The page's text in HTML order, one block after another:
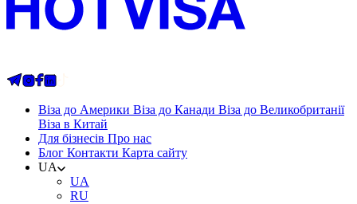
Віза до Америки Віза до Канади Віза до Великобританії
Віза в Китай
Для бізнесів Про нас
Блог Контакти Карта сайту
UA
UA
RU